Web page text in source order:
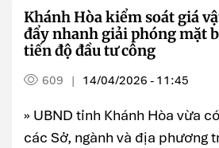
Khánh Hòa kiểm soát giá
đẩy nhanh giải phóng mặt
tiến độ đầu tư công
609 | 14/04/2026 - 11:45
» UBND tỉnh Khánh Hòa vừa
các Sở, ngành và địa phương